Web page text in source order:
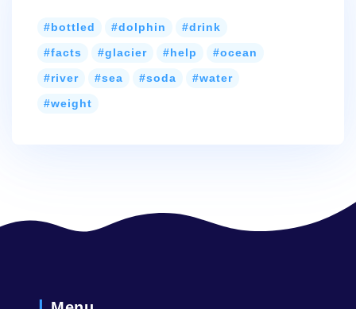
bottled dolphin
drink
facts
glacier help
ocean
river
sea soda
water
weight